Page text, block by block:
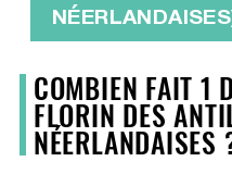
COMBIEN FAIT 1
FLORIN DES
NÉERLANDAISES